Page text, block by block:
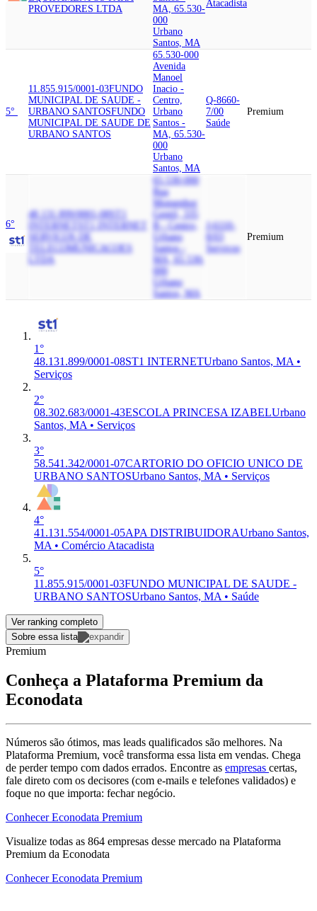
PROVEDORES LTDA
MA, 65.530-
000
Urbano
Santos, MA
Atacadista
5°
11.855.915/0001-03FUNDO
MUNICIPAL DE SAUDE -
URBANO SANTOSFUNDO
MUNICIPAL DE SAUDE DE
URBANO SANTOS
65.530-000
Avenida
Manoel
Inacio -
Centro,
Urbano
Santos -
MA, 65.530-
000
Urbano
Santos, MA
Q-8660-
7/00
Saúde
Premium
6°
48.131.899/0001-08ST1
ST1 INTERNET
SERVICOS DE
TELECOMUNICACOES
LTDA
65.530-000
Rua
Monsenhor
Gentil, 335
B - Centro,
Urbano
Santos -
MA, 65.530-
000
Urbano
Santos, MA
J-6110-
8/03
Serviços
Premium
1°
48.131.899/0001-08ST1 INTERNETUrbano Santos, MA •
Serviços
2°
08.302.683/0001-43ESCOLA PRINCESA IZABELUrbano
Santos, MA • Serviços
3°
58.541.342/0001-07CARTORIO DO OFICIO UNICO DE
URBANO SANTOSUrbano Santos, MA • Serviços
4°
41.131.554/0001-05APA DISTRIBUIDORAUrbano Santos,
MA • Comércio Atacadista
5°
11.855.915/0001-03FUNDO MUNICIPAL DE SAUDE -
URBANO SANTOSUrbano Santos, MA • Saúde
Ver ranking completo
Sobre essa lista
Premium
Conheça a Plataforma Premium da
Econodata
Números são ótimos, mas leads qualificados são melhores. Na
Plataforma Premium, você transforma essa lista em vendas. Chega
de perder tempo com dados errados. Encontre as empresas certas,
fale direto com os decisores (com e-mails e telefones validados) e
foque no que importa: fechar negócio.
Conhecer Econodata Premium
Visualize todas as 864 empresas desse mercado na Plataforma
Premium da Econodata
Conhecer Econodata Premium